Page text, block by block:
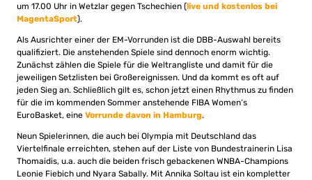
um 17.00 Uhr in Wetzlar gegen Tschechien (live und kostenlos bei
MagentaSport).
Als Ausrichter einer der EM-Vorrunden ist die DBB-Auswahl bereits
qualifiziert. Die anstehenden Spiele sind dennoch enorm wichtig.
Zunächst zählen die Spiele für die Weltrangliste und damit für die
jeweiligen Setzlisten bei Großereignissen. Und da kommt es oft auf
jeden Sieg an. Schließlich gilt es, schon jetzt einen Rhythmus zu finden
für die im kommenden Sommer anstehende FIBA Women’s
EuroBasket, eine Vorrunde davon in Hamburg.
Neun Spielerinnen, die auch bei Olympia mit Deutschland das
Viertelfinale erreichten, stehen auf der Liste von Bundestrainerin Lisa
Thomaidis, u.a. auch die beiden frisch gebackenen WNBA-Champions
Leonie Fiebich und Nyara Sabally. Mit Annika Soltau ist ein kompletter